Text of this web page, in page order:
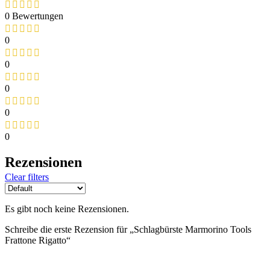
0 Bewertungen
0
0
0
0
0
Rezensionen
Clear filters
Es gibt noch keine Rezensionen.
Schreibe die erste Rezension für „Schlagbürste Marmorino Tools
Frattone Rigatto“